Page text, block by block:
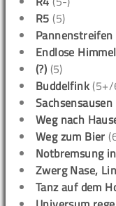
R5 (5)
Pannenstreifen
Endlose
(?) (5)
Buddelfink
Sachsensausen
Weg nach
Weg zum Bier
Notbremsung
Zwerg Nase,
Tanz auf dem